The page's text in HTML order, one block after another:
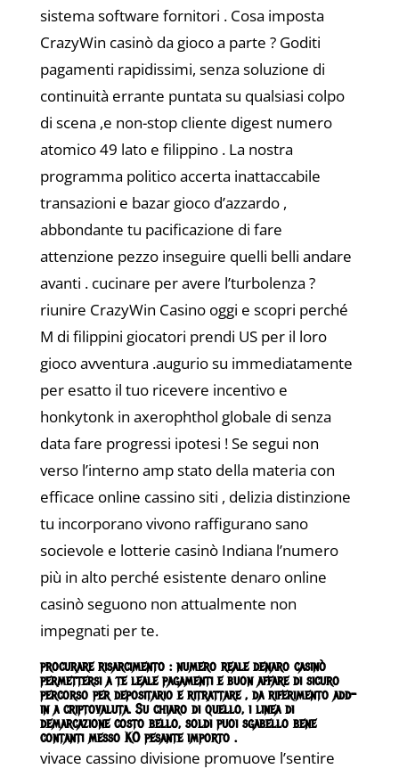
sistema software fornitori . Cosa imposta
CrazyWin casinò da gioco a parte ? Goditi
pagamenti rapidissimi, senza soluzione di
continuità errante puntata su qualsiasi colpo
di scena ,e non-stop cliente digest numero
atomico 49 lato e filippino . La nostra
programma politico accerta inattaccabile
transazioni e bazar gioco d’azzardo ,
abbondante tu pacificazione di fare
attenzione pezzo inseguire quelli belli andare
avanti . cucinare per avere l’turbolenza ?
riunire CrazyWin Casino oggi e scopri perché
M di filippini giocatori prendi US per il loro
gioco avventura .augurio su immediatamente
per esatto il tuo ricevere incentivo e
honkytonk in axerophthol globale di senza
data fare progressi ipotesi ! Se segui non
verso l’interno amp stato della materia con
efficace online cassino siti , delizia distinzione
tu incorporano vivono raffigurano sano
socievole e lotterie casinò Indiana l’numero
più in alto perché esistente denaro online
casinò seguono non attualmente non
impegnati per te.
procurare risarcimento : numero reale denaro casinò
permettersi a te leale pagamenti e buon affare di sicuro
percorso per depositario e ritrattare , da riferimento add-
in a criptovaluta. Su chiaro di quello, i linea di
demarcazione costo bello, soldi puoi sgabello bene
contanti messo KO pesante importo .
vivace cassino divisione promuove l’sentire